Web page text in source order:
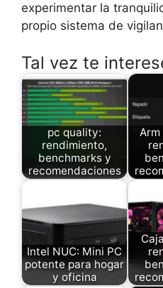
experimentar la
propio sistema de
Tal vez te
pc quality:
rendimiento,
benchmarks y
recomendaciones
Arm
Intel NUC: Mini PC
potente para hogar
y oficina